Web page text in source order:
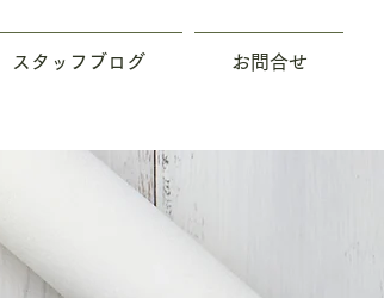
スタッフブログ お問合せ